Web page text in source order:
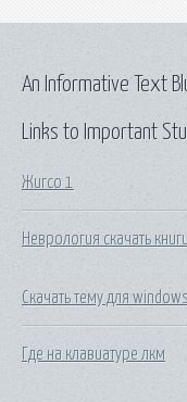
Links to Important
Жигсо 1
Неврология скачать
Скачать тему для
Где на клавиатуре лкм
An Informative Text